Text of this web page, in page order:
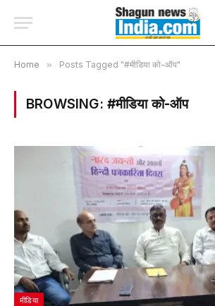
Home » Posts Tagged "#मीडिया को-ऑप"
BROWSING: #मीडिया को-ऑप
मीडिया